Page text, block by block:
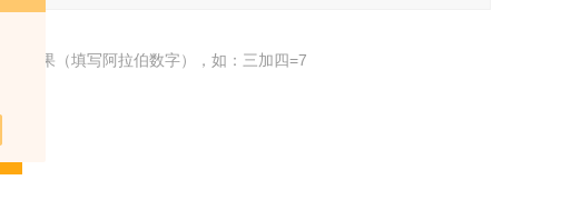
算结果（填写阿拉伯数字），如：三加四=7